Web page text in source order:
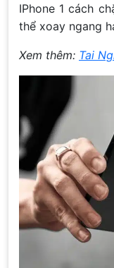
IPhone 1 cách
thể xoay ngang
Xem thêm: Tai